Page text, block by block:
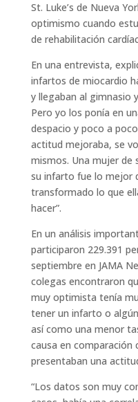
St. Luke’s de Nueva
optimismo cuando
de rehabilitación
En una entrevista,
infartos de miocardio
y llegaban al gimnasio y
Pero yo los ponía en
despacio y poco a
actitud mejoraba, se
mismos. Una mujer de
su infarto fue lo mejor
transformado lo que
hacer”.
En un análisis
participaron 229.391
septiembre en JAMA
colegas encontraron
muy optimista tenía
tener un infarto o
así como una menor
causa en comparación
presentaban una
“Los datos son muy